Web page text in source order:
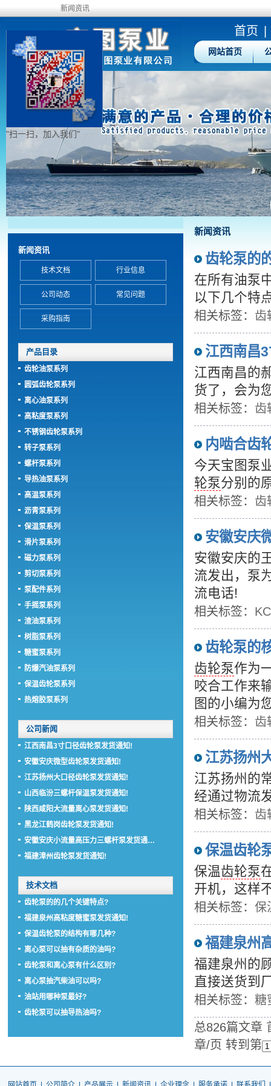
新闻资讯
首页
网站首页
新闻资讯
齿轮泵的
在所有油泵
以下几个特
相关标签： 齿
江西南昌
江西南昌的
货了，会为
相关标签： 齿
内啮合齿
今天宝图泵
轮泵分别的
相关标签： 齿
安徽安庆
安徽安庆的
流发出，泵
流电话!
相关标签：
齿轮泵的
齿轮泵作为
咬合工作来
图的小编为
相关标签： 齿
江苏扬州
江苏扬州的
经通过物流
相关标签： 齿
保温齿轮
保温齿轮泵
开机，这样
相关标签： 保
福建泉
福建泉州的
直接送货到
相关标签： 糖
总826篇文章
章/页 转到第
新闻资讯
技术文档 行业信息
公司动态 常见问题
采购指南
产品目录
齿轮油泵系列
圆弧齿轮泵系列
离心油泵系列
高粘度泵系列
不锈钢齿轮泵系列
转子泵系列
螺杆泵系列
导热油泵系列
高温泵系列
沥青泵系列
保温泵系列
滑片泵系列
磁力泵系列
剪切泵系列
泵配件系列
手摇泵系列
渣油泵系列
树脂泵系列
糖蜜泵系列
防爆汽油泵系列
保温齿轮泵系列
热熔胶泵系列
公司新闻
江西南昌3寸口径齿轮泵发货通知!
安徽安庆微型齿轮泵发货通知!
江苏扬州大口径齿轮泵发货通知!
山西临汾三螺杆保温泵发货通知!
陕西咸阳大流量离心泵发货通知!
黑龙江鹤岗齿轮泵发货通知!
安徽安庆小流量高压力三螺杆泵发货通…
福建漳州齿轮泵发货通知!
技术文档
齿轮泵的的几个关键特点?
福建泉州高粘度糖蜜泵发货通知!
保温齿轮泵的结构有哪几种?
离心泵可以抽有杂质的油吗?
齿轮泵和离心泵有什么区别?
离心泵抽汽柴油可以吗?
油站用哪种泵最好?
齿轮泵可以抽导热油吗?
"扫一扫，加入我们"